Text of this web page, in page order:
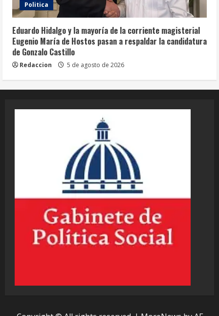
Politica
Eduardo Hidalgo y la mayoría de la corriente magisterial
Eugenio María de Hostos pasan a respaldar la candidatura
de Gonzalo Castillo
Redaccion 5 de agosto de 2026